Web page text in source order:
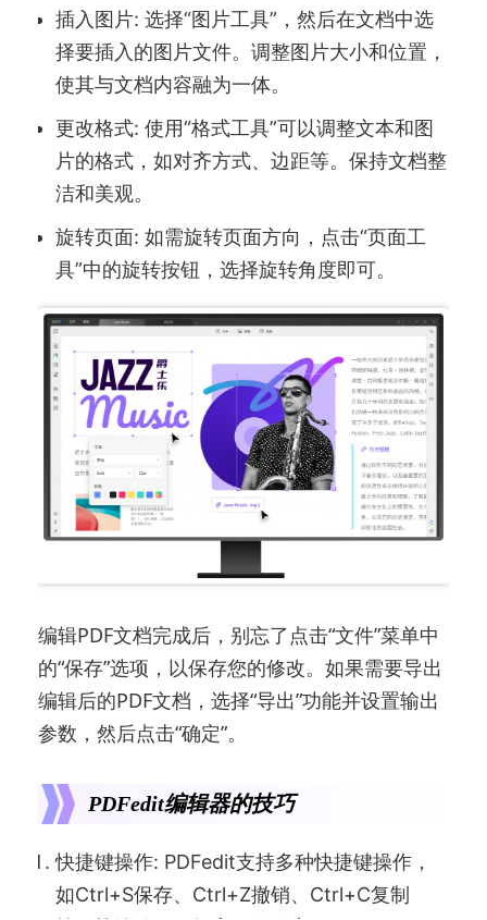
插入图片: 选择“图片工具”，然后在文档中选
择要插入的图片文件。调整图片大小和位置，
使其与文档内容融为一体。
更改格式: 使用“格式工具”可以调整文本和图
片的格式，如对齐方式、边距等。保持文档整
洁和美观。
旋转页面: 如需旋转页面方向，点击“页面工
具”中的旋转按钮，选择旋转角度即可。
编辑PDF文档完成后，别忘了点击“文件”菜单中
的“保存”选项，以保存您的修改。如果需要导出
编辑后的PDF文档，选择“导出”功能并设置输出
参数，然后点击“确定”。
PDFedit编辑器的技巧
快捷键操作: PDFedit支持多种快捷键操作，
如Ctrl+S保存、Ctrl+Z撤销、Ctrl+C复制